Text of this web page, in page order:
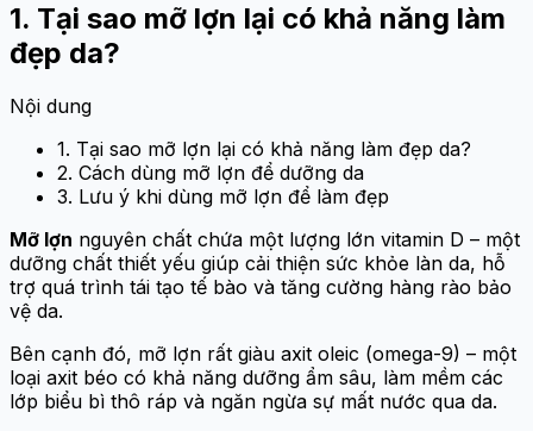
1. Tại sao mỡ lợn lại có khả năng làm
đẹp da?
Nội dung
1. Tại sao mỡ lợn lại có khả năng làm đẹp da?
2. Cách dùng mỡ lợn để dưỡng da
3. Lưu ý khi dùng mỡ lợn để làm đẹp
Mỡ lợn nguyên chất chứa một lượng lớn vitamin D – một
dưỡng chất thiết yếu giúp cải thiện sức khỏe làn da, hỗ
trợ quá trình tái tạo tế bào và tăng cường hàng rào bảo
vệ da.
Bên cạnh đó, mỡ lợn rất giàu axit oleic (omega-9) – một
loại axit béo có khả năng dưỡng ẩm sâu, làm mềm các
lớp biểu bì thô ráp và ngăn ngừa sự mất nước qua da.